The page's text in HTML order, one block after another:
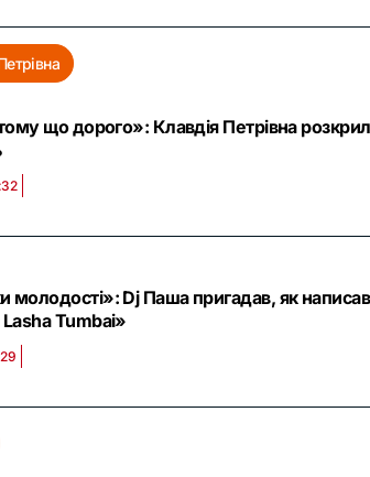
що дорого»: Клавдія Петрівна
молодості»: Dj Паша пригадав, як
Tumbai»